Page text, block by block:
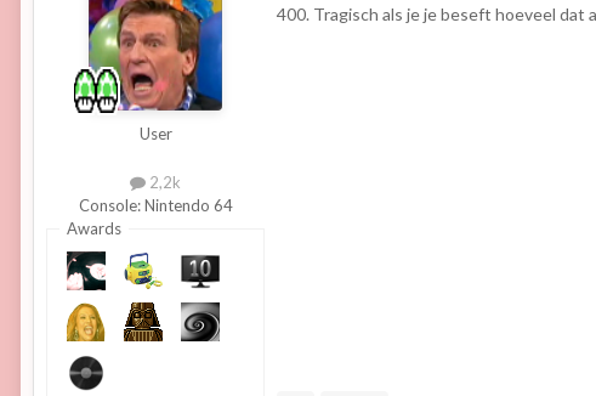
User
2,2k
Console:Nintendo 64
Awards
400. Tragisch als je je beseft hoeveel dat